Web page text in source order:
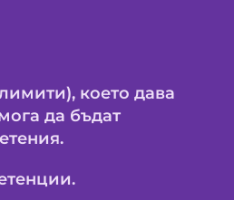
което дава
да бъдат